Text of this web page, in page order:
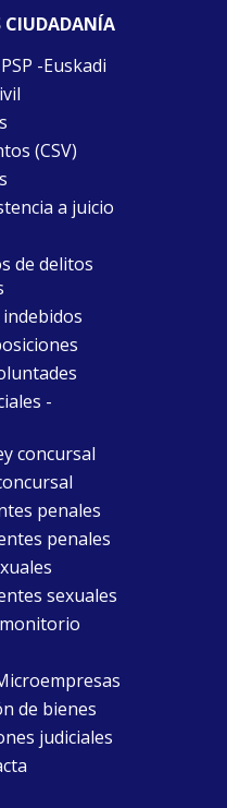
CIUDADANÍA
-Euskadi
(CSV)
a juicio
de delitos
-
concursal
penales
penales
sexuales
de bienes
judiciales